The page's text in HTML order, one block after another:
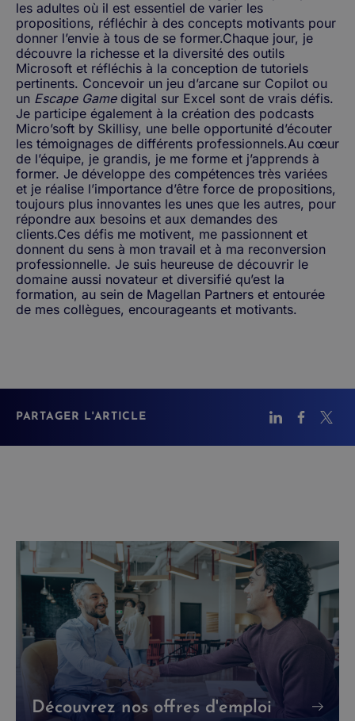
les adultes où il est essentiel de varier les
propositions, réfléchir à des concepts motivants pour
donner l’envie à tous de se former.Chaque jour, je
découvre la richesse et la diversité des outils
Microsoft et réfléchis à la conception de tutoriels
pertinents. Concevoir un jeu d’arcane sur Copilot ou
un Escape Gamedigital sur Excel sont de vrais défis.
Je participe également à la création des podcasts
Micro’soft by Skillisy, une belle opportunité d’écouter
les témoignages de différents professionnels.Au cœur
de l’équipe, je grandis, je me forme et j’apprends à
former. Je développe des compétences très variées
et je réalise l’importance d’être force de propositions,
toujours plus innovantes les unes que les autres, pour
répondre aux besoins et aux demandes des
clients.Ces défis me motivent, me passionnent et
donnent du sens à mon travail et à ma reconversion
professionnelle. Je suis heureuse de découvrir le
domaine aussi novateur et diversifié qu’est la
formation, au sein de Magellan Partners et entourée
de mes collègues, encourageants et motivants.
PARTAGER L'ARTICLE
Découvrez nos offres d'emploi